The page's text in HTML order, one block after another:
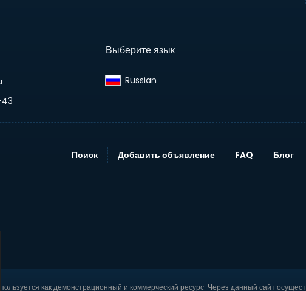
Выберите язык
Russian‎
Поиск Добавить объявление FAQ Блог
как демонстрационный и коммерческий ресурс. Через данный сайт